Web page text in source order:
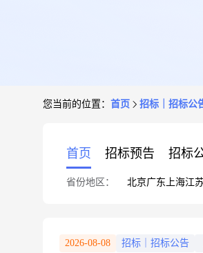
您当前的位置： 首页 招标｜招标公
首页 招标预告 招标
省份地区： 北京广东 上海江
2026-08-08 招标｜招标公告